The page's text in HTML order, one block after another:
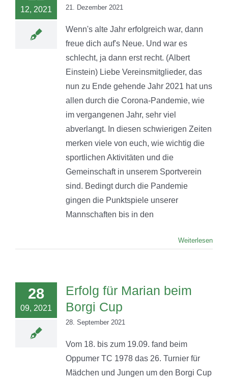
12, 2021 21. Dezember 2021
Wenn's alte Jahr erfolgreich war, dann
freue dich auf's Neue. Und war es
schlecht, ja dann erst recht. (Albert
Einstein) Liebe Vereinsmitglieder, das
nun zu Ende gehende Jahr 2021 hat uns
allen durch die Corona-Pandemie, wie
im vergangenen Jahr, sehr viel
abverlangt. In diesen schwierigen Zeiten
merken viele von euch, wie wichtig die
sportlichen Aktivitäten und die
Gemeinschaft in unserem Sportverein
sind. Bedingt durch die Pandemie
gingen die Punktspiele unserer
Mannschaften bis in den
Weiterlesen
28
09, 2021
Erfolg für Marian beim
Borgi Cup
28. September 2021
Vom 18. bis zum 19.09. fand beim
Oppumer TC 1978 das 26. Turnier für
Mädchen und Jungen um den Borgi Cup